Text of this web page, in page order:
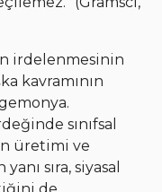
irdelenmesinin
kavramının
sınıfsal
üretimi ve
sıra, siyasal